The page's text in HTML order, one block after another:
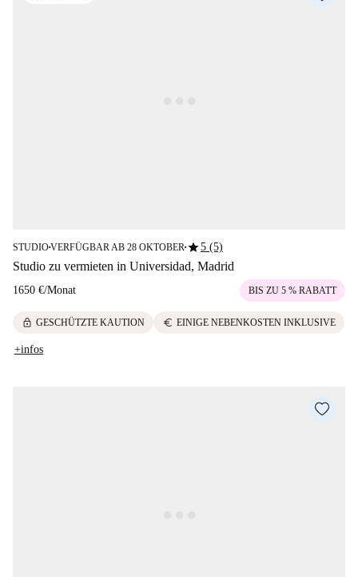
STUDIO■VERFÜGBAR AB 28 OKTOBER■star5 (5)
Studio zu vermieten in Universidad, Madrid
1650 €/Monat BIS ZU 5 % RABATT
lock GESCHÜTZTE KAUTION euro EINIGE NEBENKOSTEN INKLUSIVE
+infos